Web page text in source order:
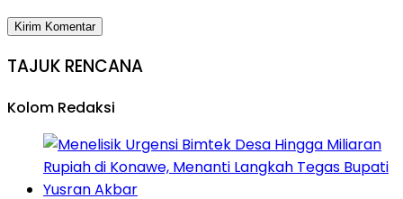
TAJUK RENCANA
Kolom Redaksi